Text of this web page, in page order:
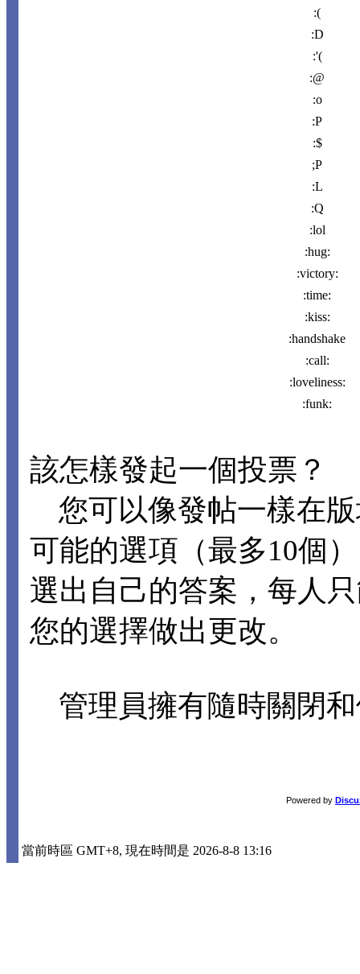
:(
:D
:'(
:@
:o
:P
:$
;P
:L
:Q
:lol
:hug:
:victory:
:time:
:kiss:
:handshake
:call:
:loveliness:
:funk:
該怎樣發起一個投票？
您可以像發帖一樣在
可能的選項（最多10個
選出自己的答案，每人
您的選擇做出更改。
管理員擁有隨時關閉
Powered by
當前時區 GMT+8, 現在時間是 2026-8-8 13:16